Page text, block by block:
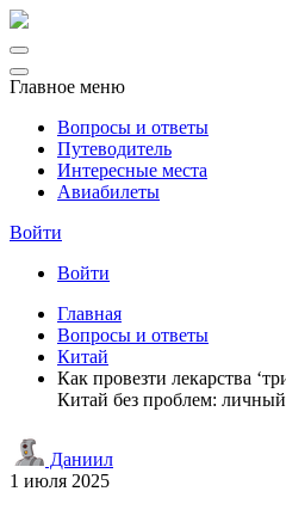
Главное меню
Вопросы и ответы
Путеводитель
Интересные места
Авиабилеты
Войти
Войти
Главная
Вопросы и ответы
Китай
Как провезти лекарства
Китай без проблем:
Даниил
1 июля 2025